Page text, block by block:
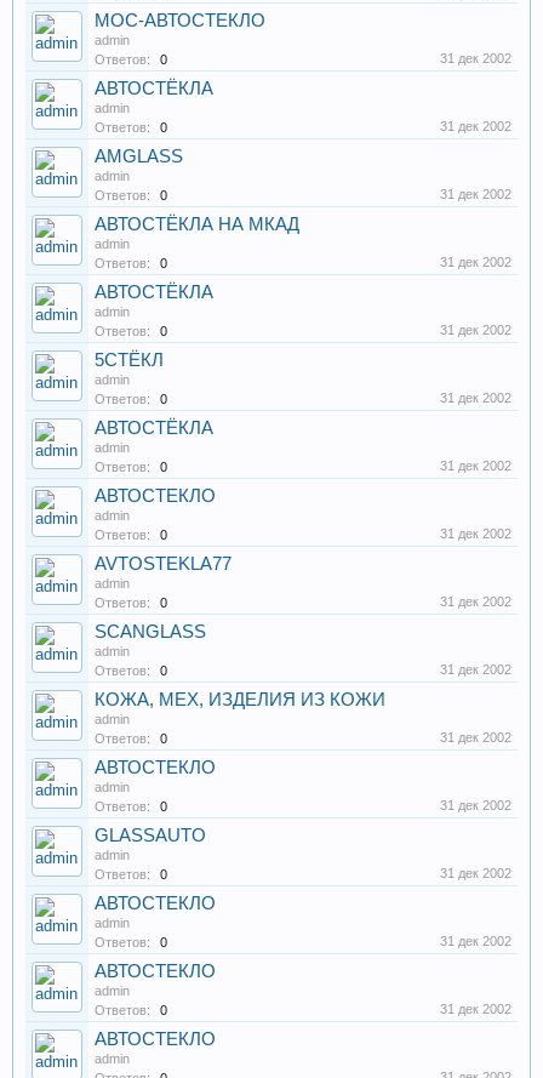
МОС-АВТОСТЕКЛО
admin
Ответов:
0 31 дек 2002
АВТОСТЁКЛА
admin
Ответов:
0 31 дек 2002
AMGLASS
admin
Ответов:
0 31 дек 2002
АВТОСТЁКЛА НА МКАД
admin
Ответов:
0 31 дек 2002
АВТОСТЁКЛА
admin
Ответов:
0 31 дек 2002
5СТЁКЛ
admin
Ответов:
0 31 дек 2002
АВТОСТЁКЛА
admin
Ответов:
0 31 дек 2002
АВТОСТЕКЛО
admin
Ответов:
0 31 дек 2002
AVTOSTEKLA77
admin
Ответов:
0 31 дек 2002
SCANGLASS
admin
Ответов:
0 31 дек 2002
КОЖА, МЕХ, ИЗДЕЛИЯ ИЗ КОЖИ
admin
Ответов:
0 31 дек 2002
АВТОСТЕКЛО
admin
Ответов:
0 31 дек 2002
GLASSAUTO
admin
Ответов:
0 31 дек 2002
АВТОСТЕКЛО
admin
Ответов:
0 31 дек 2002
АВТОСТЕКЛО
admin
Ответов:
0 31 дек 2002
АВТОСТЕКЛО
admin